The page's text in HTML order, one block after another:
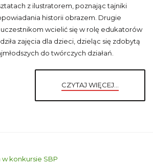
z ilustratorem, poznając tajniki
historii obrazem. Drugie
wcielić się w rolę edukatorów
zajęcia dla dzieci, dzieląc się zdobytą
do twórczych działań.
CZYTAJ WIĘCEJ...
konkursie SBP